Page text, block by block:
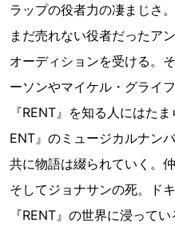
ラップの役者力の凄まじさ。
まだ売れない役者だったア
オーディションを受ける。
ーソンやマイケル・グライ
『RENT』を知る人にはた
ENT』のミュージカルナン
共に物語は綴られていく。
そしてジョナサンの死。ド
『RENT』の世界に浸って